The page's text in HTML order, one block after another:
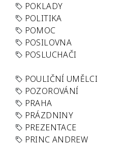
POKLADY
POLITIKA
POMOC
POSILOVNA
POSLUCHAČI
POULIČNÍ UMĚLCI
POZOROVÁNÍ
PRAHA
PRÁZDNINY
PREZENTACE
PRINC ANDREW